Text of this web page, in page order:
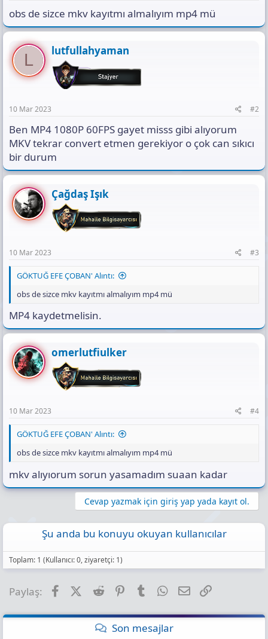
ı
n
ı
obs de sizce mkv kayıtmı almalıyım mp4 mü
L lutfullahyaman
10 Mar 2023 #2
Ben MP4 1080P 60FPS gayet misss gibi alıyorum
MKV tekrar convert etmen gerekiyor o çok can sıkıcı
bir durum
Çağdaş Işık
10 Mar 2023 #3
GÖKTUĞ EFE ÇOBAN' Alıntı:
obs de sizce mkv kayıtmı almalıyım mp4 mü
MP4 kaydetmelisin.
omerlutfiulker
10 Mar 2023 #4
GÖKTUĞ EFE ÇOBAN' Alıntı:
obs de sizce mkv kayıtmı almalıyım mp4 mü
mkv alıyıorum sorun yasamadım suaan kadar
Cevap yazmak için giriş yap yada kayıt ol.
Şu anda bu konuyu okuyan kullanıcılar
Toplam: 1 (Kullanıcı: 0, ziyaretçi: 1)
Paylaş: FacebookX (Twitter)
Reddit PinterestTumblr WhatsApp
E-posta
Son mesajlar